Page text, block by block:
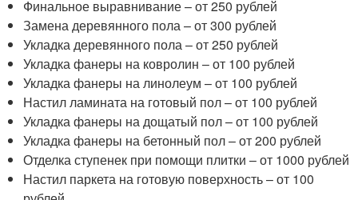
Финальное выравнивание – от 250 рублей
Замена деревянного пола – от 300 рублей
Укладка деревянного пола – от 250 рублей
Укладка фанеры на ковролин – от 100 рублей
Укладка фанеры на линолеум – от 100 рублей
Настил ламината на готовый пол – от 100 рублей
Укладка фанеры на дощатый пол – от 100 рублей
Укладка фанеры на бетонный пол – от 200 рублей
Отделка ступенек при помощи плитки – от 1000 рублей
Настил паркета на готовую поверхность – от 100